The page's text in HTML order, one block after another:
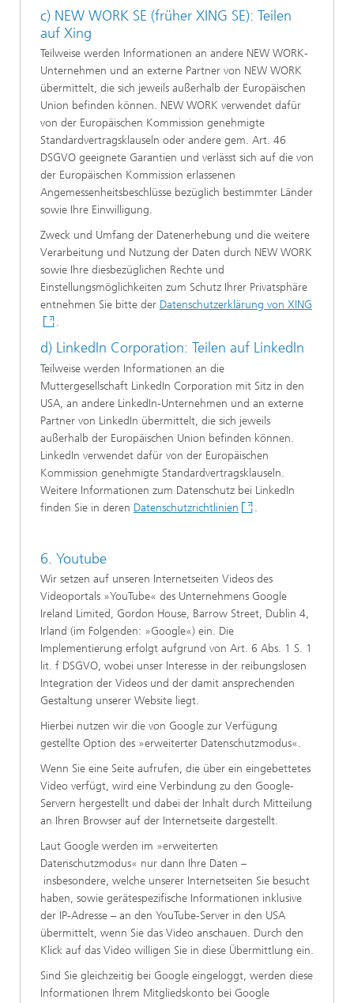
c) NEW WORK SE (früher XING SE): Teilen
auf Xing
Teilweise werden Informationen an andere NEW WORK-
Unternehmen und an externe Partner von NEW WORK
übermittelt, die sich jeweils außerhalb der Europäischen
Union befinden können. NEW WORK verwendet dafür
von der Europäischen Kommission genehmigte
Standardvertragsklauseln oder andere gem. Art. 46
DSGVO geeignete Garantien und verlässt sich auf die von
der Europäischen Kommission erlassenen
Angemessenheitsbeschlüsse bezüglich bestimmter Länder
sowie Ihre Einwilligung.
Zweck und Umfang der Datenerhebung und die weitere
Verarbeitung und Nutzung der Daten durch NEW WORK
sowie Ihre diesbezüglichen Rechte und
Einstellungsmöglichkeiten zum Schutz Ihrer Privatsphäre
entnehmen Sie bitte der Datenschutzerklärung von XING
.
d) LinkedIn Corporation: Teilen auf LinkedIn
Teilweise werden Informationen an die
Muttergesellschaft LinkedIn Corporation mit Sitz in den
USA, an andere LinkedIn-Unternehmen und an externe
Partner von LinkedIn übermittelt, die sich jeweils
außerhalb der Europäischen Union befinden können.
LinkedIn verwendet dafür von der Europäischen
Kommission genehmigte Standardvertragsklauseln.
Weitere Informationen zum Datenschutz bei LinkedIn
finden Sie in deren Datenschutzrichtlinien .
6. Youtube
Wir setzen auf unseren Internetseiten Videos des
Videoportals »YouTube« des Unternehmens Google
Ireland Limited, Gordon House, Barrow Street, Dublin 4,
Irland (im Folgenden: »Google«) ein. Die
Implementierung erfolgt aufgrund von Art. 6 Abs. 1 S. 1
lit. f DSGVO, wobei unser Interesse in der reibungslosen
Integration der Videos und der damit ansprechenden
Gestaltung unserer Website liegt.
Hierbei nutzen wir die von Google zur Verfügung
gestellte Option des »erweiterter Datenschutzmodus«.
Wenn Sie eine Seite aufrufen, die über ein eingebettetes
Video verfügt, wird eine Verbindung zu den Google-
Servern hergestellt und dabei der Inhalt durch Mitteilung
an Ihren Browser auf der Internetseite dargestellt.
Laut Google werden im »erweiterten
Datenschutzmodus« nur dann Ihre Daten –
insbesondere, welche unserer Internetseiten Sie besucht
haben, sowie gerätespezifische Informationen inklusive
der IP-Adresse – an den YouTube-Server in den USA
übermittelt, wenn Sie das Video anschauen. Durch den
Klick auf das Video willigen Sie in diese Übermittlung ein.
Sind Sie gleichzeitig bei Google eingeloggt, werden diese
Informationen Ihrem Mitgliedskonto bei Google